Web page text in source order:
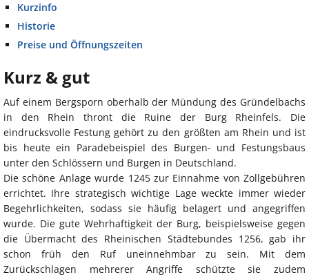
Kurzinfo
Historie
Preise und Öffnungszeiten
Kurz & gut
Auf einem Bergsporn oberhalb der Mündung des Gründelbachs
in den Rhein thront die Ruine der Burg Rheinfels. Die
eindrucksvolle Festung gehört zu den größten am Rhein und ist
bis heute ein Paradebeispiel des Burgen- und Festungsbaus
unter den Schlössern und Burgen in Deutschland.
Die schöne Anlage wurde 1245 zur Einnahme von Zollgebühren
errichtet. Ihre strategisch wichtige Lage weckte immer wieder
Begehrlichkeiten, sodass sie häufig belagert und angegriffen
wurde. Die gute Wehrhaftigkeit der Burg, beispielsweise gegen
die Übermacht des Rheinischen Städtebundes 1256, gab ihr
schon früh den Ruf uneinnehmbar zu sein. Mit dem
Zurückschlagen mehrerer Angriffe schützte sie zudem